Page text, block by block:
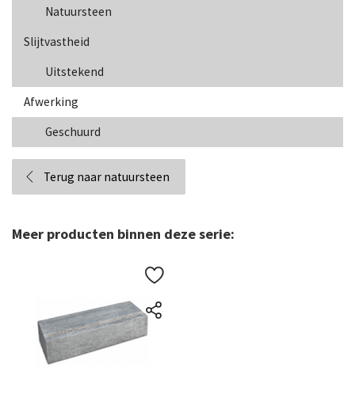
Natuursteen
Slijtvastheid
Uitstekend
Afwerking
Geschuurd
Terug naar natuursteen
Meer producten binnen deze serie: